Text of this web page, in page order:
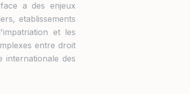
a des enjeux
etablissements
et les
entre droit
internationale des